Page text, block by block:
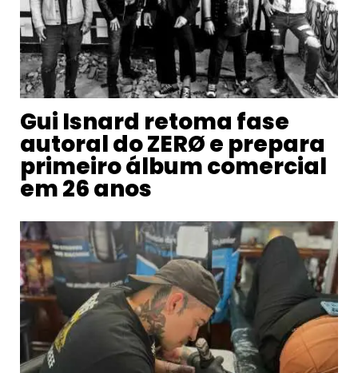
Gui Isnard retoma fase
autoral do ZERØ e prepara
primeiro álbum comercial
em 26 anos